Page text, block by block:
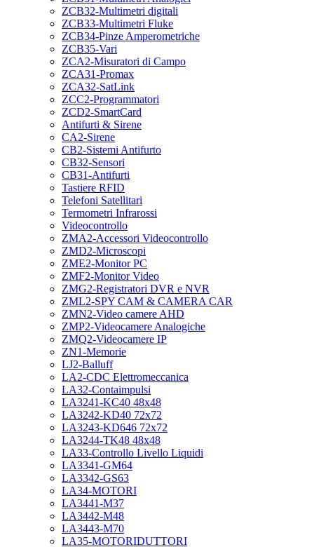
ZCB32-Multimetri digitali
ZCB33-Multimetri Fluke
ZCB34-Pinze Amperometriche
ZCB35-Vari
ZCA2-Misuratori di Campo
ZCA31-Promax
ZCA32-SatLink
ZCC2-Programmatori
ZCD2-SmartCard
Antifurti & Sirene
CA2-Sirene
CB2-Sistemi Antifurto
CB32-Sensori
CB31-Antifurti
Tastiere RFID
Telefoni Satellitari
Termometri Infrarossi
Videocontrollo
ZMA2-Accessori Videocontrollo
ZMD2-Microscopi
ZME2-Monitor PC
ZMF2-Monitor Video
ZMG2-Registratori DVR e NVR
ZML2-SPY CAM & CAMERA CAR
ZMN2-Video camere AHD
ZMP2-Videocamere Analogiche
ZMQ2-Videocamere IP
ZN1-Memorie
LJ2-Balluff
LA2-CDC Elettromeccanica
LA32-Contaimpulsi
LA3241-KC40 48x48
LA3242-KD40 72x72
LA3243-KD646 72x72
LA3244-TK48 48x48
LA33-Controllo Livello Liquidi
LA3341-GM64
LA3342-GS63
LA34-MOTORI
LA3441-M37
LA3442-M48
LA3443-M70
LA35-MOTORIDUTTORI